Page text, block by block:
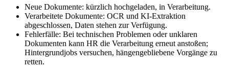
Neue Dokumente: kürzlich hochgeladen, in Verarbeitung.
Verarbeitete Dokumente: OCR und KI-Extraktion
abgeschlossen, Daten stehen zur Verfügung.
Fehlerfälle: Bei technischen Problemen oder unklaren
Dokumenten kann HR die Verarbeitung erneut anstoßen;
Hintergrundjobs versuchen, hängengebliebene Vorgänge zu
retten.